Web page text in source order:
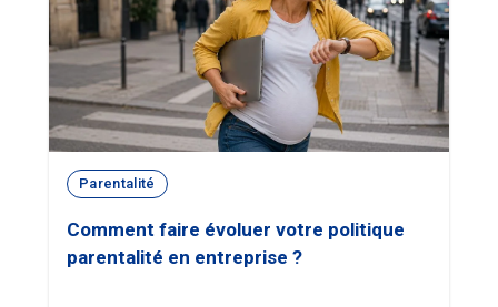
Parentalité
Comment faire évoluer votre politique
parentalité en entreprise ?